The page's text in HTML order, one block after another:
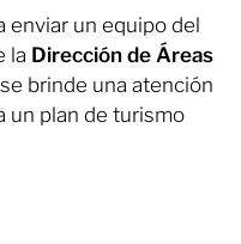
enviar un equipo del
la Dirección de Áreas
brinde una atención
un plan de turismo